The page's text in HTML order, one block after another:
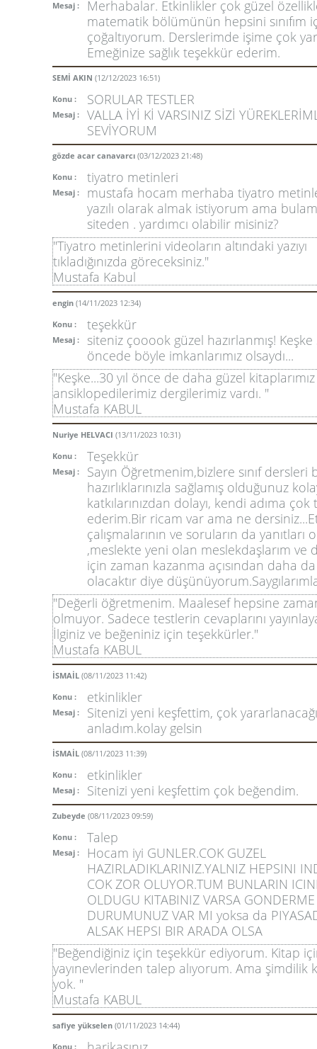
Mesaj :
Merhabalar. Etkinlikler çok güzel
matematik bölümünün hepsini sınıfım
çoğaltıyorum. Derslerimde işime çok
Emeğinize sağlık teşekkür ederim.
SEMİ AKIN (12/12/2023 16:51)
Konu :
SORULAR TESTLER
Mesaj :
VALLA İYİ Kİ VARSINIZ SİZİ
SEVİYORUM
gözde acar canavarcı (03/12/2023 21:48)
Konu :
tiyatro metinleri
Mesaj :
mustafa hocam merhaba tiyatro
yazılı olarak almak istiyorum ama
siteden . yardımcı olabilir misiniz?
"Tiyatro metinlerini videoların altındaki yazıyı
tıkladığınızda göreceksiniz."
Mustafa Kabul
engin (14/11/2023 12:34)
Konu :
teşekkür
Mesaj :
siteniz çooook güzel hazırlanmış! Keşke
öncede böyle imkanlarımız olsaydı...
"Keşke...30 yıl önce de daha güzel kitaplarımız
ansiklopedilerimiz dergilerimiz vardı. "
Mustafa KABUL
Nuriye HELVACI (13/11/2023 10:31)
Konu :
Teşekkür
Mesaj :
Sayın Öğretmenim,bizlere sınıf dersleri
hazırlıklarınızla sağlamış olduğunuz
katkılarınızdan dolayı, kendi adıma
ederim.Bir ricam var ama ne
çalışmalarının ve soruların da yanıtları
,meslekte yeni olan meslekdaşlarım ve
için zaman kazanma açısından daha
olacaktır diye
"Değerli öğretmenim. Maalesef hepsine
olmuyor. Sadece testlerin cevaplarını
İlginiz ve beğeniniz için teşekkürler."
Mustafa KABUL
İSMAİL (08/11/2023 11:42)
Konu :
etkinlikler
Mesaj :
Sitenizi yeni keşfettim, çok
anladım.kolay gelsin
İSMAİL (08/11/2023 11:39)
Konu :
etkinlikler
Mesaj : Sitenizi yeni keşfettim çok beğendim.
Zubeyde (08/11/2023 09:59)
Konu :
Talep
Mesaj :
Hocam iyi GUNLER.COK GUZEL
HAZIRLADIKLARINIZ.YALNIZ HEPSINI
COK ZOR OLUYOR.TUM BUNLARIN
OLDUGU KITABINIZ VARSA GONDERME
DURUMUNUZ VAR MI yoksa da
ALSAK HEPSI BIR ARADA OLSA
"Beğendiğiniz için teşekkür ediyorum. Kitap
yayınevlerinden talep alıyorum. Ama şimdilik
yok. "
Mustafa KABUL
safiye yükselen (01/11/2023 14:44)
Konu :